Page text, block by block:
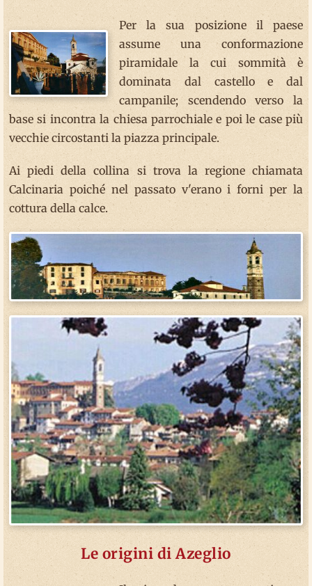
Per la sua posizione il paese
assume una conformazione
piramidale la cui sommità è
dominata dal castello e dal
campanile; scendendo verso la
base si incontra la chiesa parrochiale e poi le case più
vecchie circostanti la piazza principale.
Ai piedi della collina si trova la regione chiamata
Calcinaria poiché nel passato v'erano i forni per la
cottura della calce.
Le origini di Azeglio